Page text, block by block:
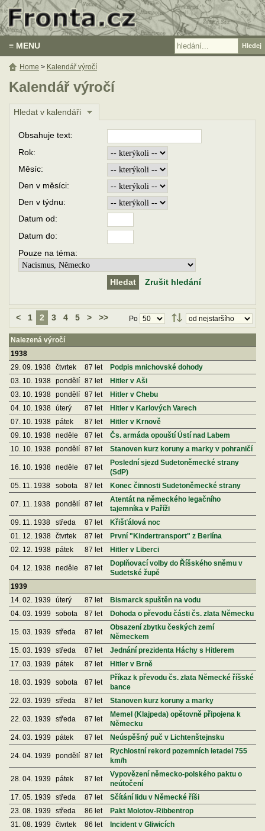
≡ MENU
Kalendář výročí
Hledat v kalendáři
Obsahuje text:
Rok:
Měsíc:
Den v měsíci:
Den v týdnu:
Datum od:
Datum do:
Pouze na téma:
Zrušit hledání
< 1 2 3 4 5 > >> Po
Nalezená výročí
1938
29. 09. 1938 čtvrtek 87 let
Podpis mnichovské dohody
03. 10. 1938 pondělí 87 let
Hitler v Aši
03. 10. 1938 pondělí 87 let
Hitler v Chebu
04. 10. 1938 úterý 87 let
Hitler v Karlových Varech
07. 10. 1938 pátek 87 let
Hitler v Krnově
09. 10. 1938 neděle 87 let
Čs. armáda opouští Ústí nad Labem
10. 10. 1938 pondělí 87 let Stanoven kurz koruny a marky v pohraničí
16. 10. 1938 neděle 87 let
Poslední sjezd Sudetoněmecké strany
(SdP)
05. 11. 1938
sobota 87 let Konec činnosti Sudetoněmecké strany
07. 11. 1938 pondělí 87 let
Atentát na německého legačního
tajemníka v Paříži
09. 11. 1938
středa 87 let
Křišťálová noc
01. 12. 1938 čtvrtek 87 let
První "Kindertransport" z Berlína
02. 12. 1938 pátek 87 let Hitler v Liberci
04. 12. 1938 neděle 87 let
Doplňovací volby do Říšského sněmu v
Sudetské župě
1939
14. 02. 1939
úterý 87 let
Bismarck spuštěn na vodu
04. 03. 1939
sobota 87 let Dohoda o převodu části čs. zlata Německu
15. 03. 1939 středa 87 let
Obsazení zbytku českých zemí
Německem
15. 03. 1939
středa 87 let
Jednání prezidenta Háchy s Hitlerem
17. 03. 1939
pátek 87 let Hitler v Brně
18. 03. 1939 sobota 87 let
Příkaz k převodu čs. zlata Německé říšské
bance
22. 03. 1939
středa 87 let Stanoven kurz koruny a marky
22. 03. 1939 středa 87 let
Memel (Klajpeda) opětovně připojena k
Německu
24. 03. 1939
pátek 87 let Neúspěšný puč v Lichtenštejnsku
24. 04. 1939 pondělí 87 let
Rychlostní rekord pozemních letadel 755
km/h
28. 04. 1939 pátek 87 let
Vypovězení německo-polského paktu o
neútočení
17. 05. 1939
středa 87 let
Sčítání lidu v Německé říši
23. 08. 1939
středa 86 let
Pakt Molotov-Ribbentrop
31. 08. 1939
čtvrtek 86 let Incident v Gliwicích
Home > Kalendář výročí